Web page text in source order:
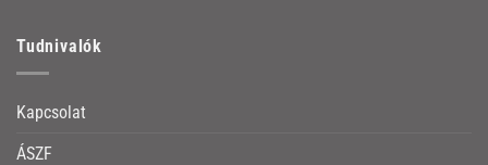
Tudnivalók
Kapcsolat
ÁSZF